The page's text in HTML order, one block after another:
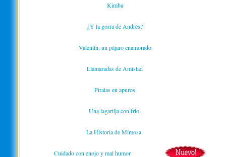
Kimba
¿Y la gorra de Andrés?
Valentín, un pájaro enamorado
Llamaradas de Amistad
Piratas en apuros
Una lagartija con frio
La Historia de Mimosa
Cuidado con enojo y mal humor